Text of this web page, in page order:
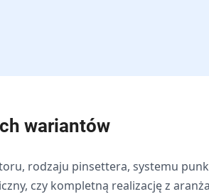
wariantów
rodzaju pinsettera, systemu
czy kompletną realizację z